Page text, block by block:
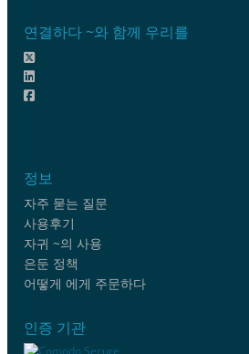
연결하다 ~와 함께 우리를
정보
자주 묻는 질문
사용후기
자귀 ~의 사용
은둔 정책
어떻게 에게 주문하다
인증 기관